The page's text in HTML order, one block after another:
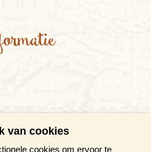
van cookies
cookies om ervoor te